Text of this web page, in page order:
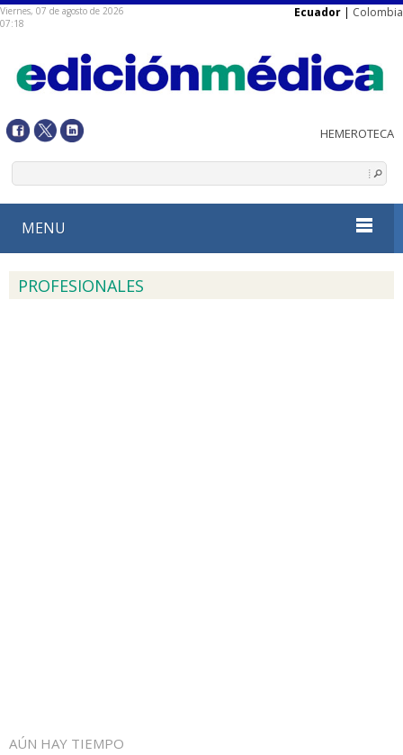
Viernes, 07 de agosto de 2026
07:18
Ecuador | Colombia
MENU
PROFESIONALES
AÚN HAY TIEMPO